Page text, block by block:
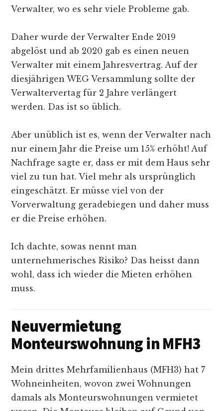
Verwalter, wo es sehr viele Probleme gab.
Daher wurde der Verwalter Ende 2019
abgelöst und ab 2020 gab es einen neuen
Verwalter mit einem Jahresvertrag. Auf der
diesjährigen WEG Versammlung sollte der
Verwaltervertag für 2 Jahre verlängert
werden. Das ist so üblich.
Aber unüblich ist es, wenn der Verwalter nach
nur einem Jahr die Preise um 15% erhöht! Auf
Nachfrage sagte er, dass er mit dem Haus sehr
viel zu tun hat. Viel mehr als ursprünglich
eingeschätzt. Er müsse viel von der
Vorverwaltung geradebiegen und daher muss
er die Preise erhöhen.
Ich dachte, sowas nennt man
unternehmerisches Risiko? Das heisst dann
wohl, dass ich wieder die Mieten erhöhen
muss.
Neuvermietung
Monteurswohnung in MFH3
Mein drittes Mehrfamilienhaus (MFH3) hat 7
Wohneinheiten, wovon zwei Wohnungen
damals als Monteurswohnungen vermietet